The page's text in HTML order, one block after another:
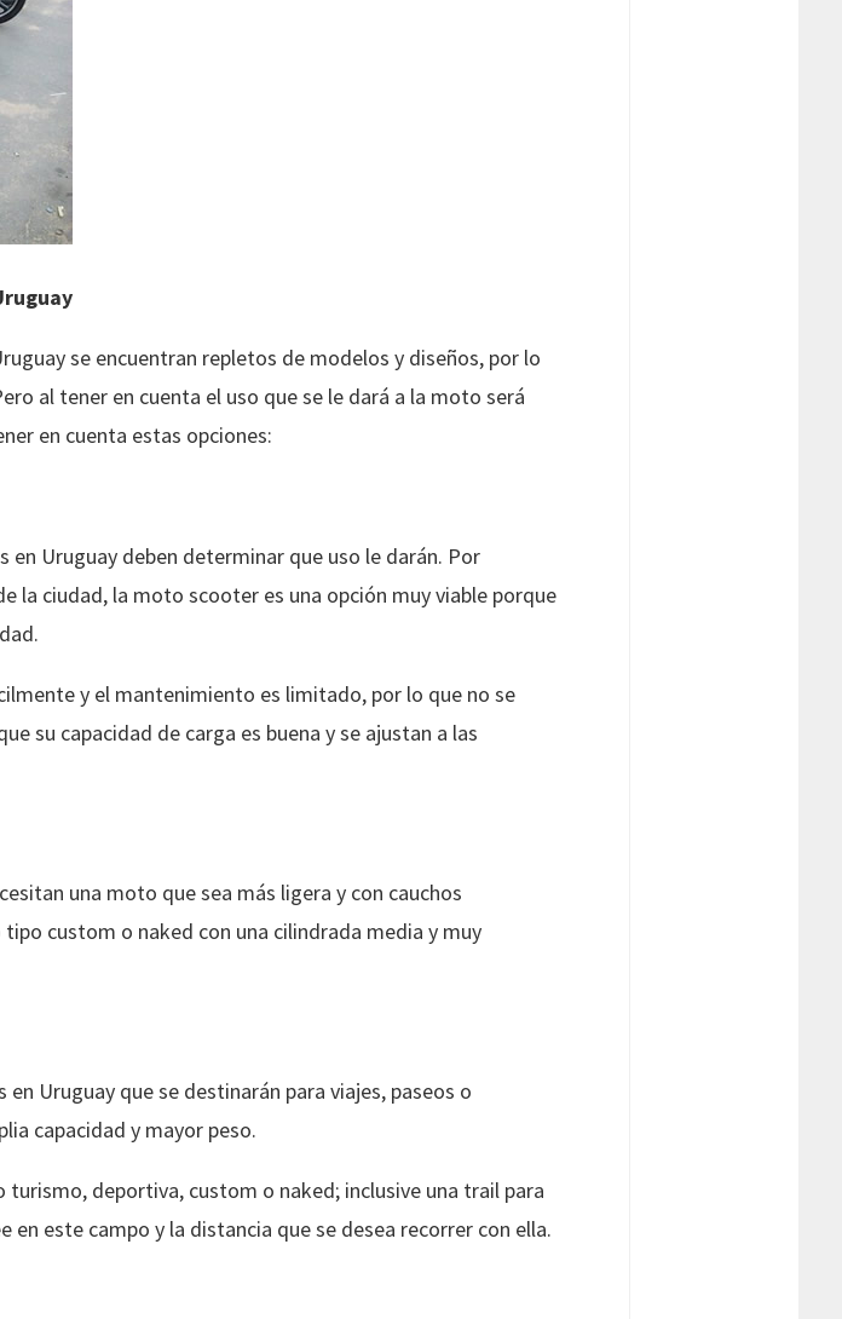
se encuentran repletos de modelos y diseños, por lo
al tener en cuenta el uso que se le dará a la moto será
en cuenta estas opciones:
Uruguay deben determinar que uso le darán. Por
la ciudad, la moto scooter es una opción muy viable porque
y el mantenimiento es limitado, por lo que no se
su capacidad de carga es buena y se ajustan a las
una moto que sea más ligera y con cauchos
custom o naked con una cilindrada media y muy
Uruguay que se destinarán para viajes, paseos o
capacidad y mayor peso.
deportiva, custom o naked; inclusive una trail para
en este campo y la distancia que se desea recorrer con ella.